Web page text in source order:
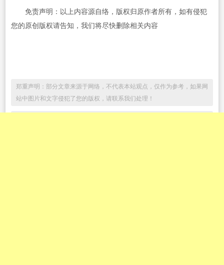
免责声明：以上内容源自络，版权归原作者所有，如有侵犯
您的原创版权请告知，我们将尽快删除相关内容
郑重声明：部分文章来源于网络，不代表本站观点，仅作为参考，如果网
站中图片和文字侵犯了您的版权，请联系我们处理！